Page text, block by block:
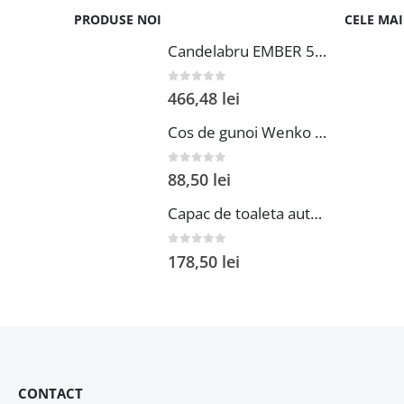
PRODUSE NOI
Candelabru EMBER 5 schwarz
out of 5
466,48 lei
Cos de gunoi Wenko Agropoli S 2 L plastic crem 14.5x20x14.5 cm pentru organizare eficientă în casă
out of 5
88,50 lei
Capac de toaleta automat Wenko Syros 37x44 cm termoplastic alb 2 in 1 cu scaun pentru copii si mecanism easy-close
178,50 lei
CELE
CONTACT